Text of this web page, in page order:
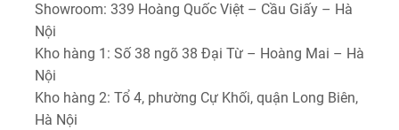
Showroom: 339 Hoàng Quốc Việt – Cầu Giấy – Hà
Nội
Kho hàng 1: Số 38 ngõ 38 Đại Từ – Hoàng Mai – Hà
Nội
Kho hàng 2: Tổ 4, phường Cự Khối, quận Long Biên,
Hà Nội